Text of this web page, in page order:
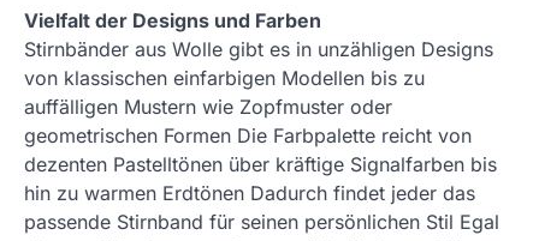
Vielfalt der Designs und Farben
Stirnbänder aus Wolle gibt es in unzähligen Designs
von klassischen einfarbigen Modellen bis zu
auffälligen Mustern wie Zopfmuster oder
geometrischen Formen Die Farbpalette reicht von
dezenten Pastelltönen über kräftige Signalfarben bis
hin zu warmen Erdtönen Dadurch findet jeder das
passende Stirnband für seinen persönlichen Stil Egal